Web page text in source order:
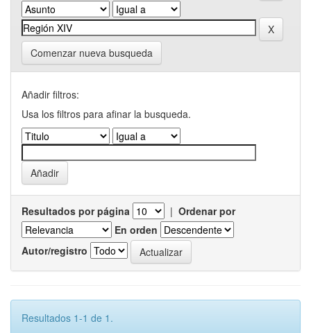
Comenzar nueva busqueda
Añadir filtros:
Usa los filtros para afinar la busqueda.
Resultados por página | Ordenar por
En orden
Autor/registro
Resultados 1-1 de 1.